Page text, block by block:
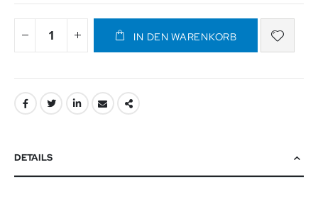
IN DEN WARENKORB
DETAILS